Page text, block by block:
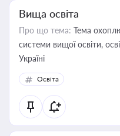
Вища освіта
Про що тема: Тема
системи вищої освіти,
Україні
Освіта